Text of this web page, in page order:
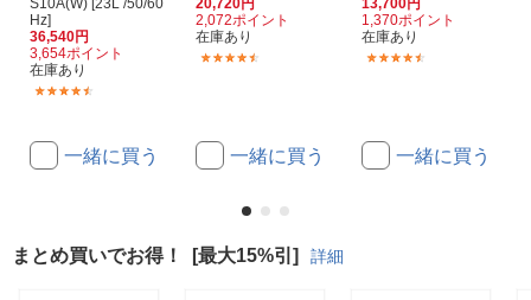
S10A(W) [23L /50/60
Hz]
36,540円
3,654ポイント
在庫あり
一緒に買う
20,720円
2,072ポイント
在庫あり
一緒に買う
13,700円
1,370ポイント
在庫あり
一緒に買う
まとめ買いでお得！ [最大15%引] 詳細